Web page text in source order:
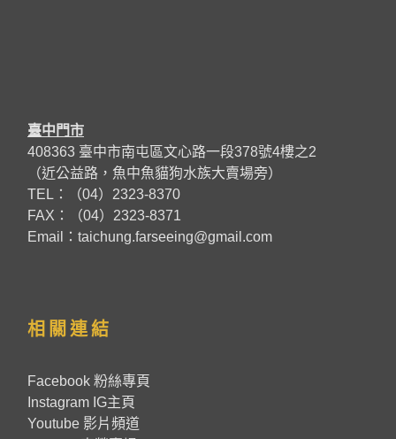
臺中門市
408363 臺中市南屯區文心路一段378號4樓之2
（近公益路，魚中魚貓狗水族大賣場旁）
TEL：（04）2323-8370
FAX：（04）2323-8371
Email：taichung.farseeing@gmail.com
相關連結
Facebook 粉絲專頁
Instagram IG主頁
Youtube 影片頻道